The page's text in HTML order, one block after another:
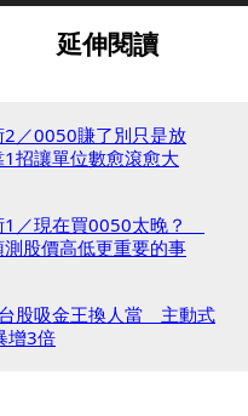
延伸閱讀
2／0050賺了別只是放
招讓單位數愈滾愈大
1／現在買0050太晚？
股價高低更重要的事
股吸金王換人當 主動式
增3倍